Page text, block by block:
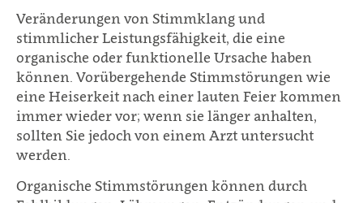
Veränderungen von Stimmklang und
stimmlicher Leistungsfähigkeit, die eine
organische oder funktionelle Ursache haben
können. Vorübergehende Stimmstörungen wie
eine Heiserkeit nach einer lauten Feier kommen
immer wieder vor; wenn sie länger anhalten,
sollten Sie jedoch von einem Arzt untersucht
werden.
Organische Stimmstörungen können durch